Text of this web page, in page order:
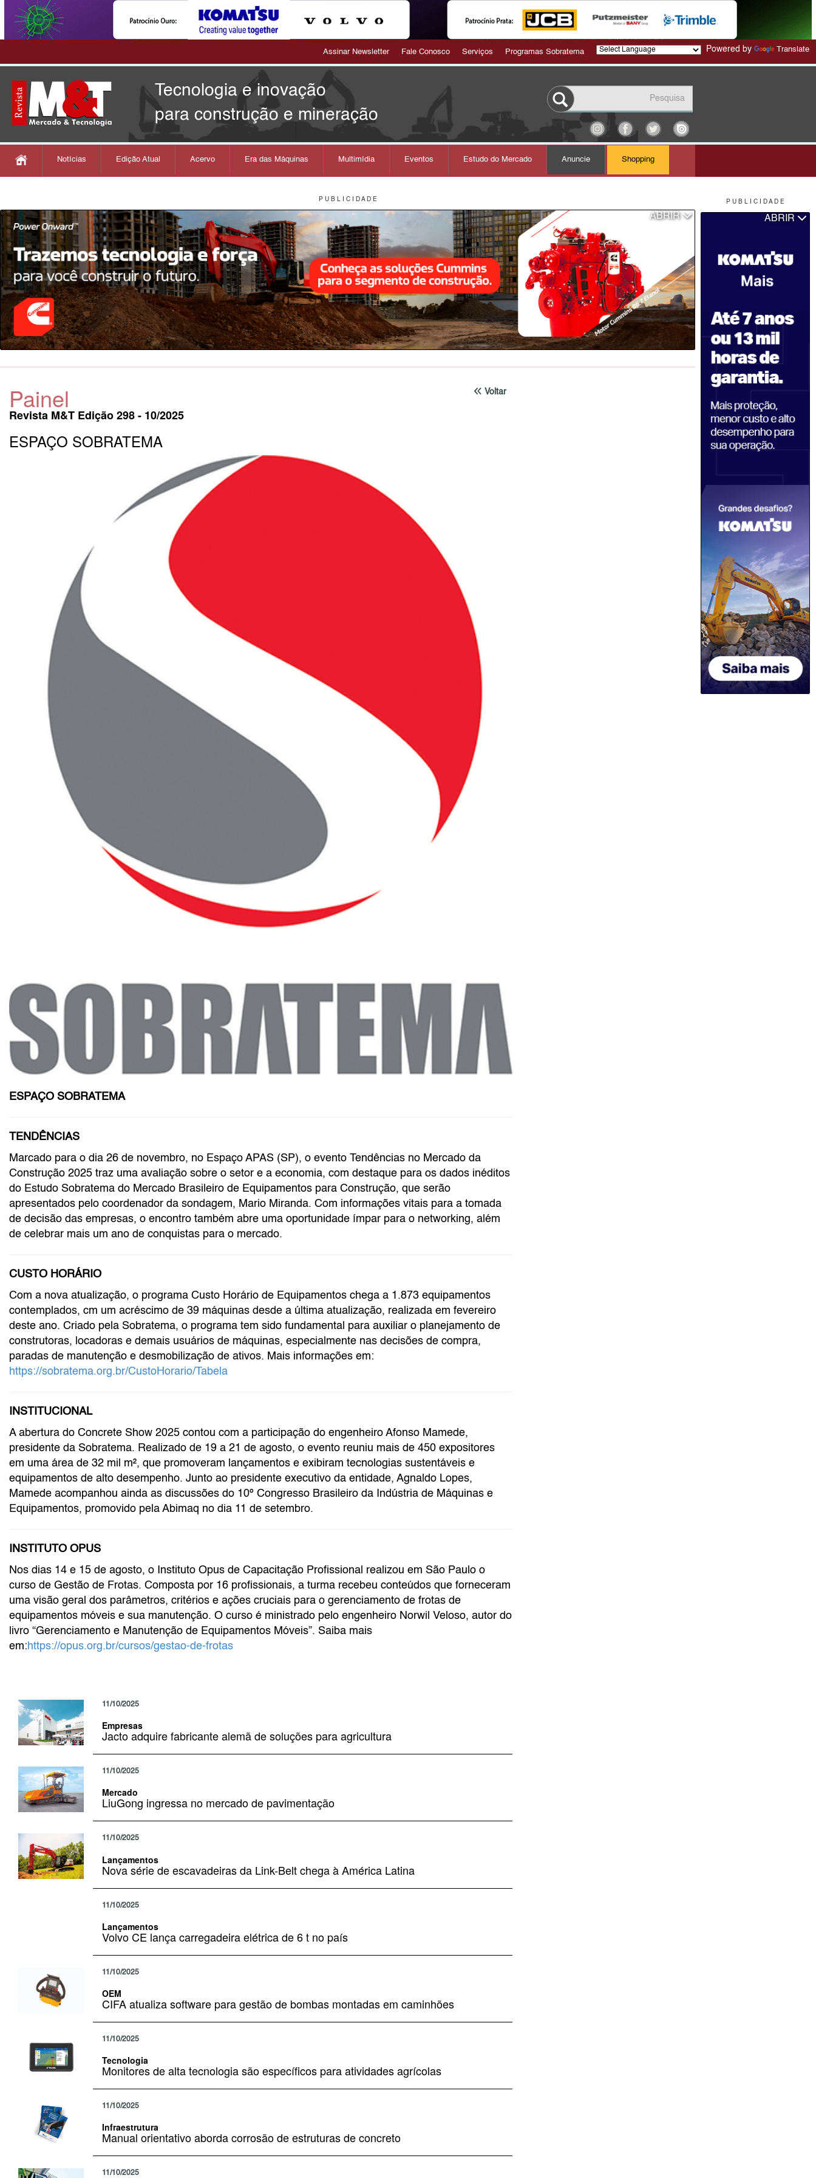
P U B L I C I D A D E
ABRIR
Assinar Newsletter Fale Conosco Serviços Programas Sobratema Powered by Translate
Tecnologia e inovação
para construção e mineração
Notícias Edição Atual Acervo Era das Máquinas Multimídia Eventos Estudo do Mercado Anuncie Shopping
P U B L I C I D A D E
ABRIR
Voltar
Painel
Revista M&T Edição 298 - 10/2025
ESPAÇO SOBRATEMA
ESPAÇO SOBRATEMA
TENDÊNCIAS
Marcado para o dia 26 de novembro, no Espaço APAS (SP), o evento Tendências no Mercado da
Construção 2025 traz uma avaliação sobre o setor e a economia, com destaque para os dados inéditos
do Estudo Sobratema do Mercado Brasileiro de Equipamentos para Construção, que serão
apresentados pelo coordenador da sondagem, Mario Miranda. Com informações vitais para a tomada
de decisão das empresas, o encontro também abre uma oportunidade ímpar para o networking, além
de celebrar mais um ano de conquistas para o mercado.
CUSTO HORÁRIO
Com a nova atualização, o programa Custo Horário de Equipamentos chega a 1.873 equipamentos
contemplados, cm um acréscimo de 39 máquinas desde a última atualização, realizada em fevereiro
deste ano. Criado pela Sobratema, o programa tem sido fundamental para auxiliar o planejamento de
construtoras, locadoras e demais usuários de máquinas, especialmente nas decisões de compra,
paradas de manutenção e desmobilização de ativos. Mais informações em:
https://sobratema.org.br/CustoHorario/Tabela
INSTITUCIONAL
A abertura do Concrete Show 2025 contou com a participação do engenheiro Afonso Mamede,
presidente da Sobratema. Realizado de 19 a 21 de agosto, o evento reuniu mais de 450 expositores
em uma área de 32 mil m², que promoveram lançamentos e exibiram tecnologias sustentáveis e
equipamentos de alto desempenho. Junto ao presidente executivo da entidade, Agnaldo Lopes,
Mamede acompanhou ainda as discussões do 10º Congresso Brasileiro da Indústria de Máquinas e
Equipamentos, promovido pela Abimaq no dia 11 de setembro.
INSTITUTO OPUS
Nos dias 14 e 15 de agosto, o Instituto Opus de Capacitação Profissional realizou em São Paulo o
curso de Gestão de Frotas. Composta por 16 profissionais, a turma recebeu conteúdos que forneceram
uma visão geral dos parâmetros, critérios e ações cruciais para o gerenciamento de frotas de
equipamentos móveis e sua manutenção. O curso é ministrado pelo engenheiro Norwil Veloso, autor do
livro “Gerenciamento e Manutenção de Equipamentos Móveis”. Saiba mais
em:https://opus.org.br/cursos/gestao-de-frotas
11/10/2025
Empresas
Jacto adquire fabricante alemã de soluções para agricultura
11/10/2025
Mercado
LiuGong ingressa no mercado de pavimentação
11/10/2025
Lançamentos
Nova série de escavadeiras da Link-Belt chega à América Latina
11/10/2025
Lançamentos
Volvo CE lança carregadeira elétrica de 6 t no país
11/10/2025
OEM
CIFA atualiza software para gestão de bombas montadas em caminhões
11/10/2025
Tecnologia
Monitores de alta tecnologia são específicos para atividades agrícolas
11/10/2025
Infraestrutura
Manual orientativo aborda corrosão de estruturas de concreto
11/10/2025